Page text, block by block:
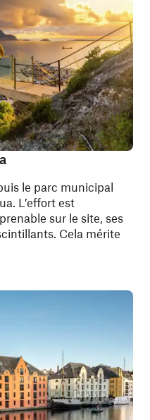
le parc municipal
L’effort est
sur le site, ses
Cela mérite